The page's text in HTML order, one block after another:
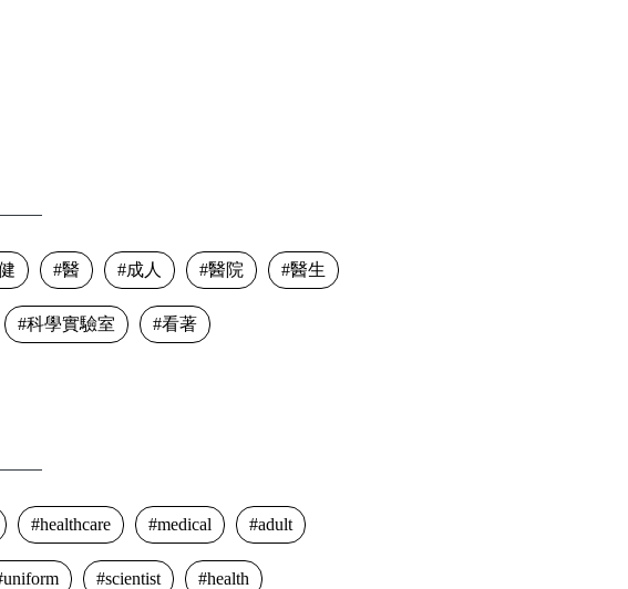
醫 成人 醫院 醫生
科學實驗室 看著
healthcare medical adult
uniform scientist health